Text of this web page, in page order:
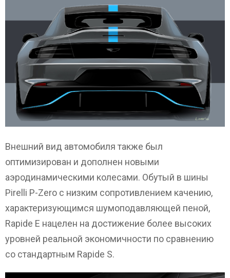
Внешний вид автомобиля также был
оптимизирован и дополнен новыми
аэродинамическими колесами. Обутый в шины
Pirelli P-Zero с низким сопротивлением качению,
характеризующимся шумоподавляющей пеной,
Rapide E нацелен на достижение более высоких
уровней реальной экономичности по сравнению
со стандартным Rapide S.